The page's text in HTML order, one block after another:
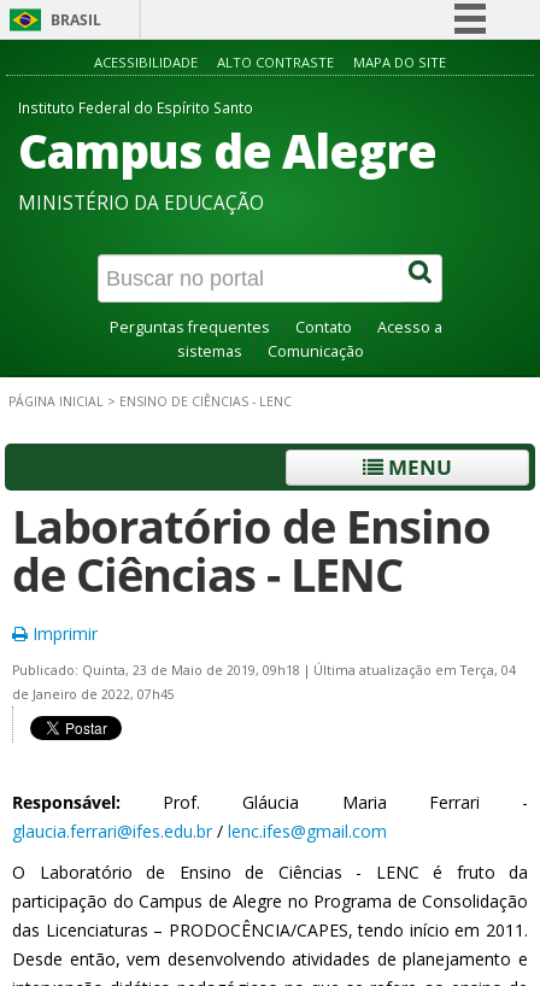
BRASIL
Simplifique!
Acesso à informação
Canais
ACESSIBILIDADE ALTO CONTRASTE MAPA DO SITE
Instituto Federal do Espírito Santo
Campus de Alegre
MINISTÉRIO DA EDUCAÇÃO
Perguntas frequentes Contato
Acesso a
sistemas
Comunicação
PÁGINA INICIAL > ENSINO DE CIÊNCIAS - LENC
MENU
Laboratório de Ensino
de Ciências - LENC
Imprimir
Publicado: Quinta, 23 de Maio de 2019, 09h18 | Última atualização em Terça, 04
de Janeiro de 2022, 07h45
Responsável: Prof. Gláucia Maria Ferrari -
glaucia.ferrari@ifes.edu.br/ lenc.ifes@gmail.com
O Laboratório de Ensino de Ciências - LENC é fruto da
participação do Campus de Alegre no Programa de Consolidação
das Licenciaturas – PRODOCÊNCIA/CAPES, tendo início em 2011.
Desde então, vem desenvolvendo atividades de planejamento e